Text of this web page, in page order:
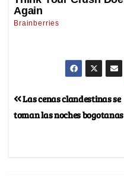
Las cenas clandestinas se
toman las noches bogotanas